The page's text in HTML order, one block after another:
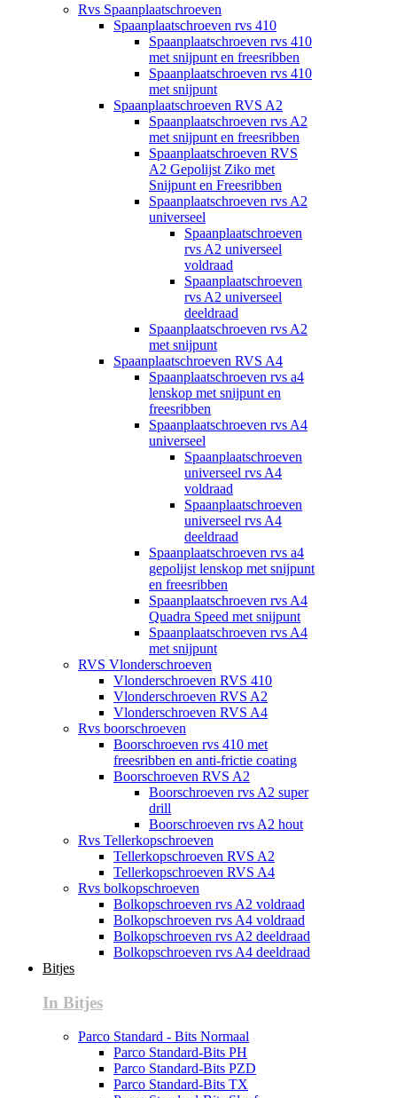
Rvs Spaanplaatschroeven
Spaanplaatschroeven rvs 410
Spaanplaatschroeven rvs 410
met snijpunt en freesribben
Spaanplaatschroeven rvs 410
met snijpunt
Spaanplaatschroeven RVS A2
Spaanplaatschroeven rvs A2
met snijpunt en freesribben
Spaanplaatschroeven RVS
A2 Gepolijst Ziko met
Snijpunt en Freesribben
Spaanplaatschroeven rvs A2
universeel
Spaanplaatschroeven
rvs A2 universeel
voldraad
Spaanplaatschroeven
rvs A2 universeel
deeldraad
Spaanplaatschroeven rvs A2
met snijpunt
Spaanplaatschroeven RVS A4
Spaanplaatschroeven rvs a4
lenskop met snijpunt en
freesribben
Spaanplaatschroeven rvs A4
universeel
Spaanplaatschroeven
universeel rvs A4
voldraad
Spaanplaatschroeven
universeel rvs A4
deeldraad
Spaanplaatschroeven rvs a4
gepolijst lenskop met snijpunt
en freesribben
Spaanplaatschroeven rvs A4
Quadra Speed met snijpunt
Spaanplaatschroeven rvs A4
met snijpunt
RVS Vlonderschroeven
Vlonderschroeven RVS 410
Vlonderschroeven RVS A2
Vlonderschroeven RVS A4
Rvs boorschroeven
Boorschroeven rvs 410 met
freesribben en anti-frictie coating
Boorschroeven RVS A2
Boorschroeven rvs A2 super
drill
Boorschroeven rvs A2 hout
Rvs Tellerkopschroeven
Tellerkopschroeven RVS A2
Tellerkopschroeven RVS A4
Rvs bolkopschroeven
Bolkopschroeven rvs A2 voldraad
Bolkopschroeven rvs A4 voldraad
Bolkopschroeven rvs A2 deeldraad
Bolkopschroeven rvs A4 deeldraad
Bitjes
In Bitjes
Parco Standard - Bits Normaal
Parco Standard-Bits PH
Parco Standard-Bits PZD
Parco Standard-Bits TX